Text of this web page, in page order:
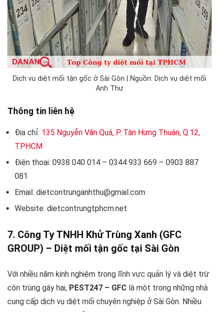
Dịch vụ diệt mối tận gốc ở Sài Gòn | Nguồn: Dịch vụ diệt mối
Anh Thư
Thông tin liên hệ
Địa chỉ: 135 Nguyễn Văn Quá, P. Tân Hưng Thuận, Q.12,
TPHCM
Điện thoại: 0938 040 014 – 0344 933 669 – 0903 887
081
Email: dietcontrunganhthu@gmail.com
Website: dietcontrungtphcm.net
7. Công Ty TNHH Khử Trùng Xanh (GFC
GROUP) – Diệt mối tận gốc tại Sài Gòn
Với nhiều năm kinh nghiệm trong lĩnh vực quản lý và diệt trừ
côn trùng gây hại, PEST247 – GFC là một trong những nhà
cung cấp dịch vụ diệt mối chuyên nghiệp ở Sài Gòn. Nhiều